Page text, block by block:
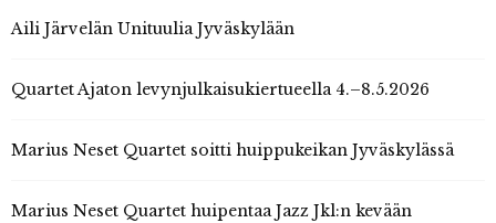
Aili Järvelän Unituulia Jyväskylään
Quartet Ajaton levynjulkaisukiertueella 4.–8.5.2026
Marius Neset Quartet soitti huippukeikan Jyväskylässä
Marius Neset Quartet huipentaa Jazz Jkl:n kevään